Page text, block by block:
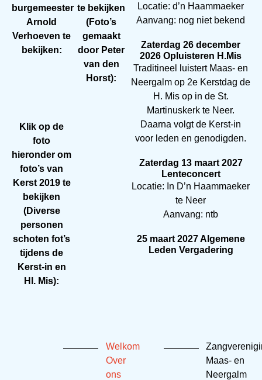
burgemeester
Arnold
Verhoeven te
bekijken:
te bekijken
(Foto’s
gemaakt
door Peter
van den
Horst):
Klik op de
foto
hieronder om
foto’s van
Kerst 2019 te
bekijken
(Diverse
personen
schoten fot’s
tijdens de
Kerst-in en
Hl. Mis):
Locatie: d’n Haammaeker
Aanvang: nog niet bekend
Zaterdag 26 december
2026 Opluisteren H.Mis
Traditineel luistert Maas- en
Neergalm op 2e Kerstdag de
H. Mis op in de St.
Martinuskerk te Neer.
Daarna volgt de Kerst-in
voor leden en genodigden.
Zaterdag 13 maart 2027
Lenteconcert
Locatie: In D’n Haammaeker
te Neer
Aanvang: ntb
25 maart 2027 Algemene
Leden Vergadering
Welkom
Over
ons
Maas- en
Neergalm